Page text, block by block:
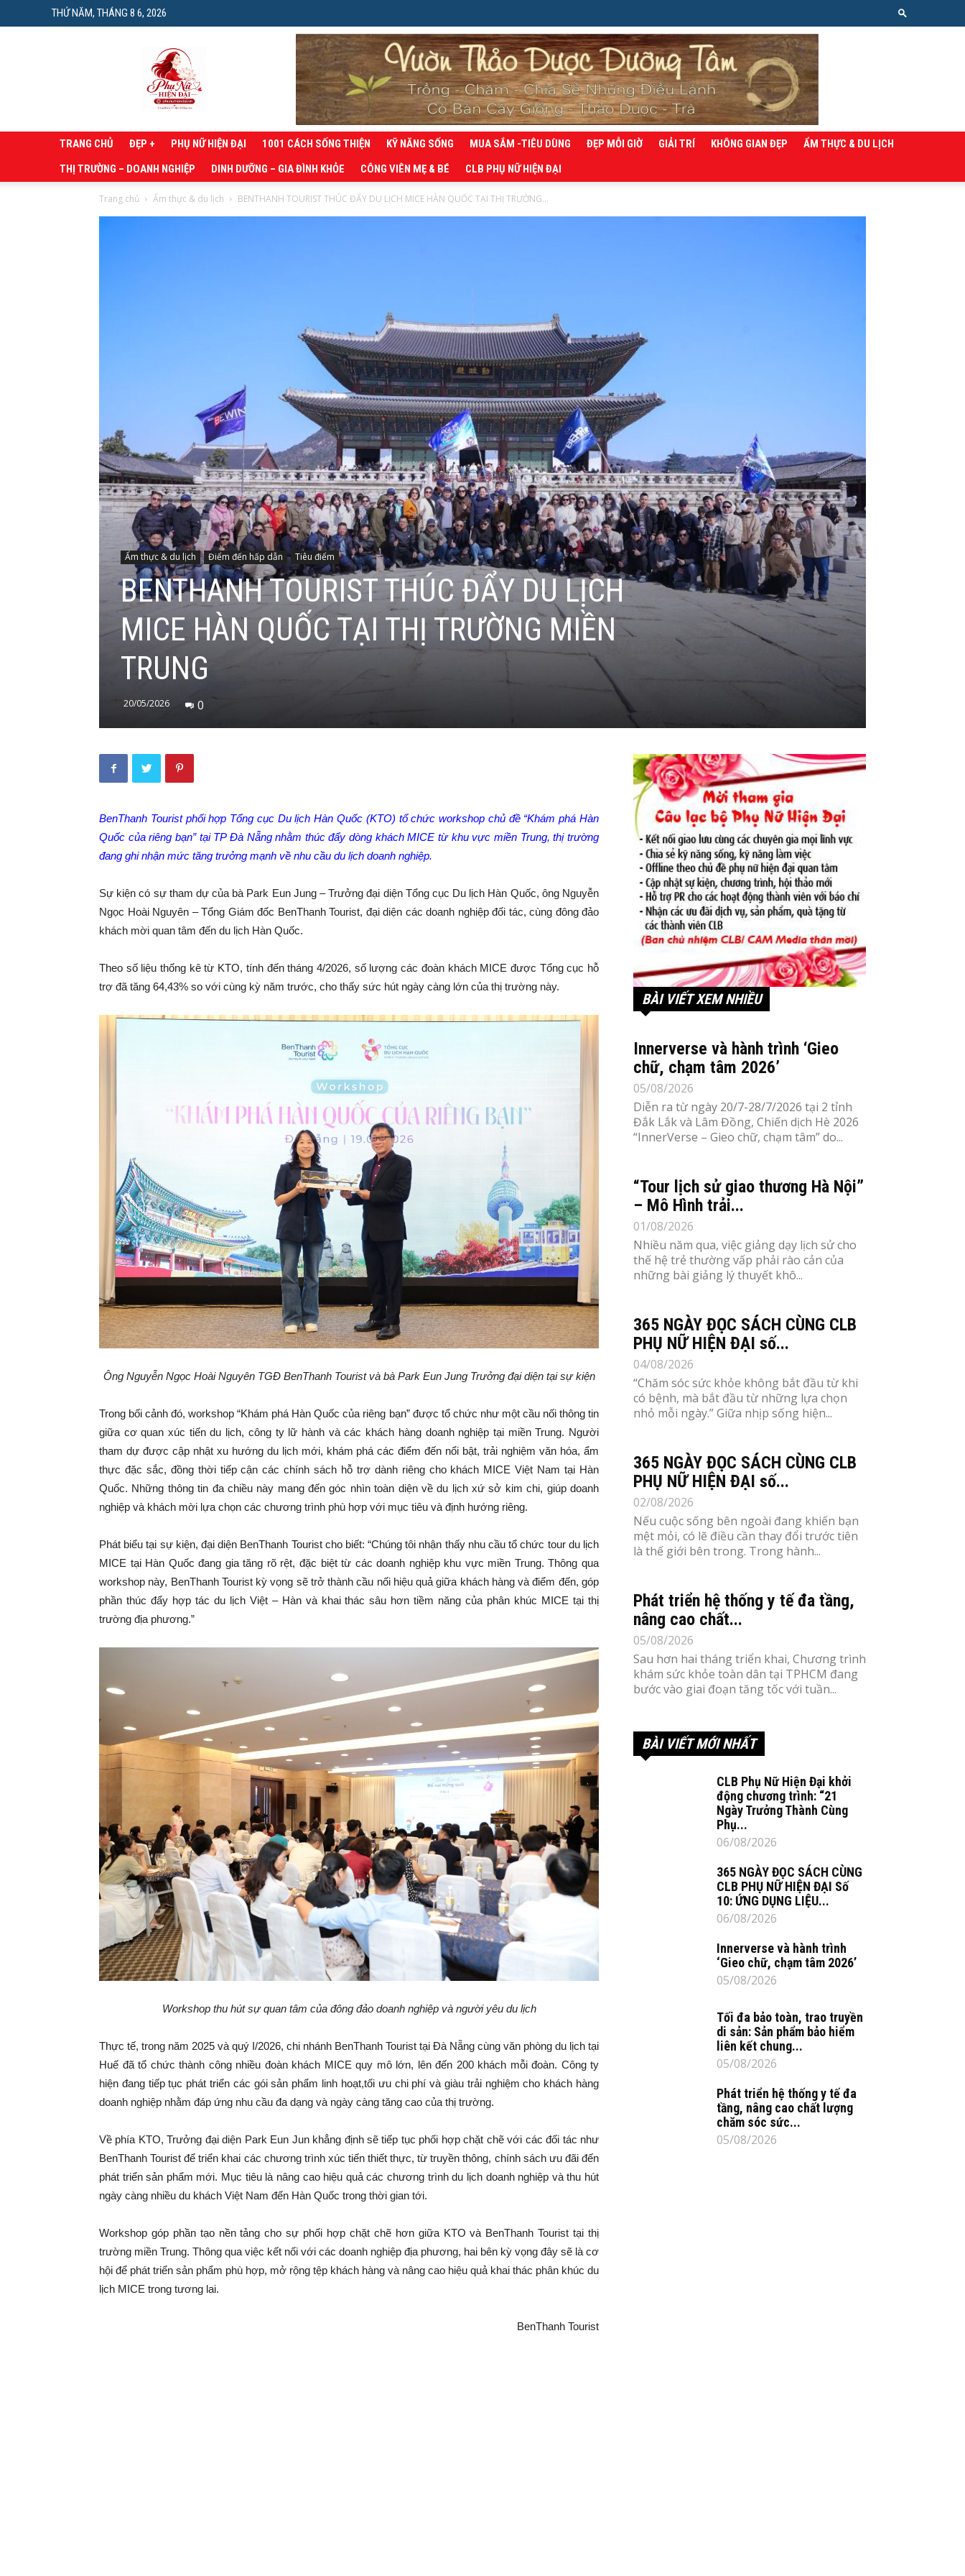
THỨ NĂM, THÁNG 8 6, 2026
Phụ
nữ
hiện
đại
TRANG CHỦ ĐẸP + PHỤ NỮ HIỆN ĐẠI 1001 CÁCH SỐNG THIỆN KỸ NĂNG SỐNG MUA SẮM -TIÊU DÙNG ĐẸP MỖI GIỜ GIẢI TRÍ KHÔNG GIAN ĐẸP
ẨM THỰC & DU LỊCH
THỊ TRƯỜNG – DOANH NGHIỆP
DINH DƯỠNG – GIA ĐÌNH KHỎE CÔNG VIÊN MẸ & BÉ CLB PHỤ NỮ HIỆN ĐẠI
Trang chủ Ẩm thực & du lịch BENTHANH TOURIST THÚC ĐẨY DU LỊCH MICE HÀN QUỐC TẠI THỊ TRƯỜNG...
Ẩm thực & du lịch Điểm đến hấp dẫn Tiêu điểm
BENTHANH TOURIST THÚC ĐẨY DU LỊCH
MICE HÀN QUỐC TẠI THỊ TRƯỜNG MIỀN
TRUNG
20/05/2026 0
BenThanh Tourist phối hợp Tổng cục Du lịch Hàn Quốc (KTO) tổ chức workshop chủ đề “Khám phá Hàn
Quốc của riêng bạn” tại TP Đà Nẵng nhằm thúc đẩy dòng khách MICE từ khu vực miền Trung, thị trường
đang ghi nhận mức tăng trưởng mạnh về nhu cầu du lịch doanh nghiệp.
Sự kiện có sự tham dự của bà Park Eun Jung – Trưởng đại diện Tổng cục Du lịch Hàn Quốc, ông Nguyễn
Ngọc Hoài Nguyên – Tổng Giám đốc BenThanh Tourist, đại diện các doanh nghiệp đối tác, cùng đông đảo
khách mời quan tâm đến du lịch Hàn Quốc.
Theo số liệu thống kê từ KTO, tính đến tháng 4/2026, số lượng các đoàn khách MICE được Tổng cục hỗ
trợ đã tăng 64,43% so với cùng kỳ năm trước, cho thấy sức hút ngày càng lớn của thị trường này.
Ông Nguyễn Ngọc Hoài Nguyên TGĐ BenThanh Tourist và bà Park Eun Jung Trưởng đại diện tại sự kiện
Trong bối cảnh đó, workshop “Khám phá Hàn Quốc của riêng bạn” được tổ chức như một cầu nối thông tin
giữa cơ quan xúc tiến du lịch, công ty lữ hành và các khách hàng doanh nghiệp tại miền Trung. Người
tham dự được cập nhật xu hướng du lịch mới, khám phá các điểm đến nổi bật, trải nghiệm văn hóa, ẩm
thực đặc sắc, đồng thời tiếp cận các chính sách hỗ trợ dành riêng cho khách MICE Việt Nam tại Hàn
Quốc. Những thông tin đa chiều này mang đến góc nhìn toàn diện về du lịch xứ sở kim chi, giúp doanh
nghiệp và khách mời lựa chọn các chương trình phù hợp với mục tiêu và định hướng riêng.
Phát biểu tại sự kiện, đại diện BenThanh Tourist cho biết: “Chúng tôi nhận thấy nhu cầu tổ chức tour du lịch
MICE tại Hàn Quốc đang gia tăng rõ rệt, đặc biệt từ các doanh nghiệp khu vực miền Trung. Thông qua
workshop này, BenThanh Tourist kỳ vọng sẽ trở thành cầu nối hiệu quả giữa khách hàng và điểm đến, góp
phần thúc đẩy hợp tác du lịch Việt – Hàn và khai thác sâu hơn tiềm năng của phân khúc MICE tại thị
trường địa phương.”
Workshop thu hút sự quan tâm của đông đảo doanh nghiệp và người yêu du lịch
Thực tế, trong năm 2025 và quý I/2026, chi nhánh BenThanh Tourist tại Đà Nẵng cùng văn phòng du lịch tại
Huế đã tổ chức thành công nhiều đoàn khách MICE quy mô lớn, lên đến 200 khách mỗi đoàn. Công ty
hiện đang tiếp tục phát triển các gói sản phẩm linh hoạt,tối ưu chi phí và giàu trải nghiệm cho khách hàng
doanh nghiệp nhằm đáp ứng nhu cầu đa dạng và ngày càng tăng cao của thị trường.
Về phía KTO, Trưởng đại diện Park Eun Jun khẳng định sẽ tiếp tục phối hợp chặt chẽ với các đối tác như
BenThanh Tourist để triển khai các chương trình xúc tiến thiết thực, từ truyền thông, chính sách ưu đãi đến
phát triển sản phẩm mới. Mục tiêu là nâng cao hiệu quả các chương trình du lịch doanh nghiệp và thu hút
ngày càng nhiều du khách Việt Nam đến Hàn Quốc trong thời gian tới.
Workshop góp phần tạo nền tảng cho sự phối hợp chặt chẽ hơn giữa KTO và BenThanh Tourist tại thị
trường miền Trung. Thông qua việc kết nối với các doanh nghiệp địa phương, hai bên kỳ vọng đây sẽ là cơ
hội để phát triển sản phẩm phù hợp, mở rộng tệp khách hàng và nâng cao hiệu quả khai thác phân khúc du
lịch MICE trong tương lai.
BenThanh Tourist
BÀI VIẾT XEM NHIỀU
Innerverse và hành trình ‘Gieo
chữ, chạm tâm 2026’
05/08/2026
Diễn ra từ ngày 20/7-28/7/2026 tại 2 tỉnh
Đắk Lắk và Lâm Đồng, Chiến dịch Hè 2026
“InnerVerse – Gieo chữ, chạm tâm” do...
“Tour lịch sử giao thương Hà Nội”
– Mô Hình trải...
01/08/2026
Nhiều năm qua, việc giảng dạy lịch sử cho
thế hệ trẻ thường vấp phải rào cản của
những bài giảng lý thuyết khô...
365 NGÀY ĐỌC SÁCH CÙNG CLB
PHỤ NỮ HIỆN ĐẠI số...
04/08/2026
“Chăm sóc sức khỏe không bắt đầu từ khi
có bệnh, mà bắt đầu từ những lựa chọn
nhỏ mỗi ngày.” Giữa nhịp sống hiện...
365 NGÀY ĐỌC SÁCH CÙNG CLB
PHỤ NỮ HIỆN ĐẠI số...
02/08/2026
Nếu cuộc sống bên ngoài đang khiến bạn
mệt mỏi, có lẽ điều cần thay đổi trước tiên
là thế giới bên trong. Trong hành...
Phát triển hệ thống y tế đa tầng,
nâng cao chất...
05/08/2026
Sau hơn hai tháng triển khai, Chương trình
khám sức khỏe toàn dân tại TPHCM đang
bước vào giai đoạn tăng tốc với tuần...
BÀI VIẾT MỚI NHẤT
CLB Phụ Nữ Hiện Đại khởi
động chương trình: “21
Ngày Trưởng Thành Cùng
Phụ...
06/08/2026
365 NGÀY ĐỌC SÁCH CÙNG
CLB PHỤ NỮ HIỆN ĐẠI Số
10: ỨNG DỤNG LIỆU...
06/08/2026
Innerverse và hành trình
‘Gieo chữ, chạm tâm 2026’
05/08/2026
Tối đa bảo toàn, trao truyền
di sản: Sản phẩm bảo hiểm
liên kết chung...
05/08/2026
Phát triển hệ thống y tế đa
tầng, nâng cao chất lượng
chăm sóc sức...
05/08/2026